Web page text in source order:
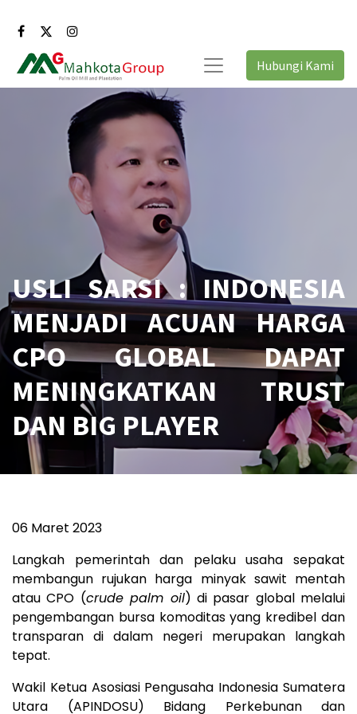
Hubungi Kami
USLI SARSI : INDONESIA
MENJADI ACUAN HARGA
CPO GLOBAL DAPAT
MENINGKATKAN TRUST
DAN BIG PLAYER
06 Maret 2023
Langkah pemerintah dan pelaku usaha sepakat
membangun rujukan harga minyak sawit mentah
atau CPO (crude palm oil) di pasar global melalui
pengembangan bursa komoditas yang kredibel dan
transparan di dalam negeri merupakan langkah
tepat.
Wakil Ketua Asosiasi Pengusaha Indonesia Sumatera
Utara (APINDOSU) Bidang Perkebunan dan